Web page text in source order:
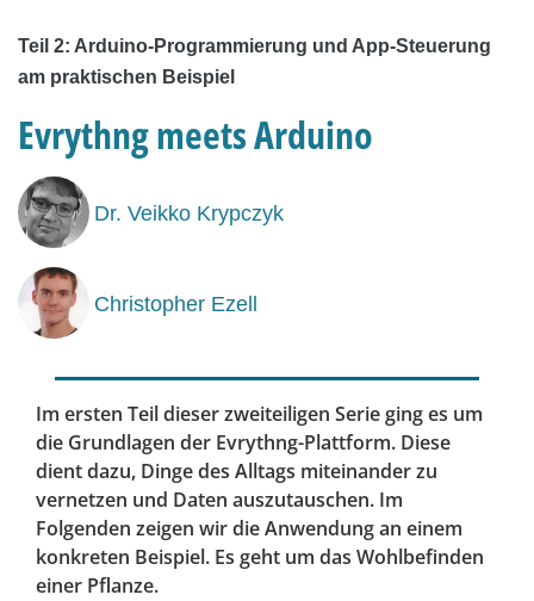
Teil 2: Arduino-Programmierung und App-Steuerung
am praktischen Beispiel
Evrythng meets Arduino
Dr. Veikko Krypczyk
Christopher Ezell
Im ersten Teil dieser zweiteiligen Serie ging es um
die Grundlagen der Evrythng-Plattform. Diese
dient dazu, Dinge des Alltags miteinander zu
vernetzen und Daten auszutauschen. Im
Folgenden zeigen wir die Anwendung an einem
konkreten Beispiel. Es geht um das Wohlbefinden
einer Pflanze.